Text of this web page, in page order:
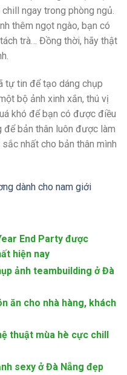
ngay trong phòng ngủ.
thêm ngọt ngào, bạn có
trà… Đồng thời, hãy thật
tự tin để tạo dáng chụp
bộ ảnh xinh xắn, thú vị
khó để bạn có được điều
để bản thân luôn được làm
nhất cho bản thân mình
dành cho nam giới
End Party được
hiện nay
ảnh teambuilding ở Đà
ăn cho nhà hàng, khách
thuật mùa hè cực chill
sexy ở Đà Nẵng đẹp